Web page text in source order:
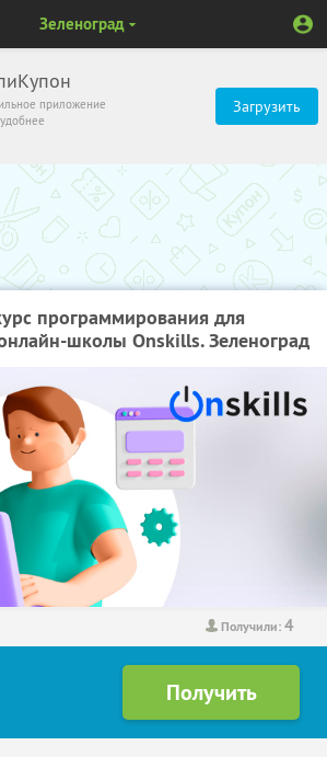
приложение
Загрузить
Зеленоград
программирования для
школы Onskills. Зеленоград
Получили:4